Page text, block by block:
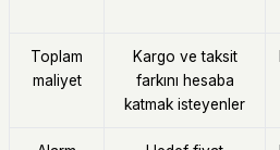
Toplam
maliyet
Kargo ve taksit
farkını hesaba
katmak isteyenler